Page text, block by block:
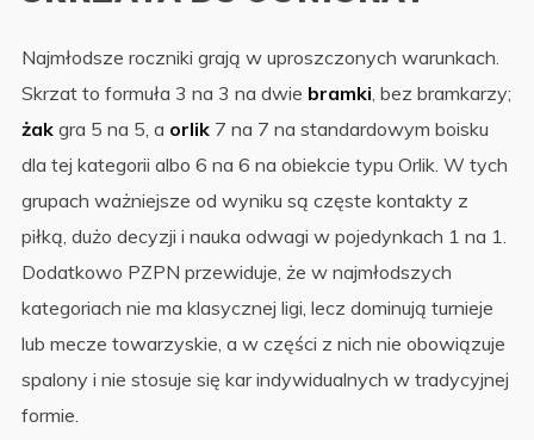
Najmłodsze roczniki grają w uproszczonych warunkach.
Skrzat to formuła 3 na 3 na dwie bramki , bez bramkarzy;
żakgra 5 na 5, a orlik7 na 7 na standardowym boisku
dla tej kategorii albo 6 na 6 na obiekcie typu Orlik. W tych
grupach ważniejsze od wyniku są częste kontakty z
piłką, dużo decyzji i nauka odwagi w pojedynkach 1 na 1.
Dodatkowo PZPN przewiduje, że w najmłodszych
kategoriach nie ma klasycznej ligi, lecz dominują turnieje
lub mecze towarzyskie, a w części z nich nie obowiązuje
spalony i nie stosuje się kar indywidualnych w tradycyjnej
formie.